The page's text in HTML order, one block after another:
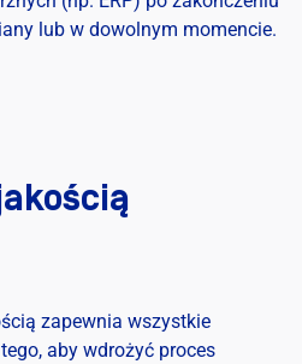
lub w dowolnym momencie.
zapewnia wszystkie
aby wdrożyć proces